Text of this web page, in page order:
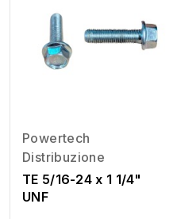
Powertech
Distribuzione
TE 5/16-24 x 1 1/4"
UNF